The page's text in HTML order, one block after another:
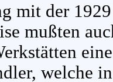
mit der
mußten
welche